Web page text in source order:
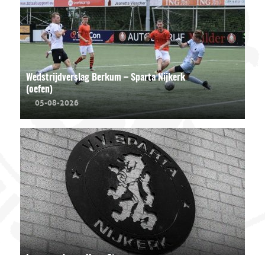
Wedstrijdverslag Berkum – Sparta Nijkerk
(oefen)
05-08-2026